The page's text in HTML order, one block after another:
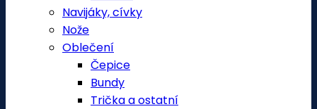
Navijáky, cívky
Nože
Oblečení
Čepice
Bundy
Trička a ostatní